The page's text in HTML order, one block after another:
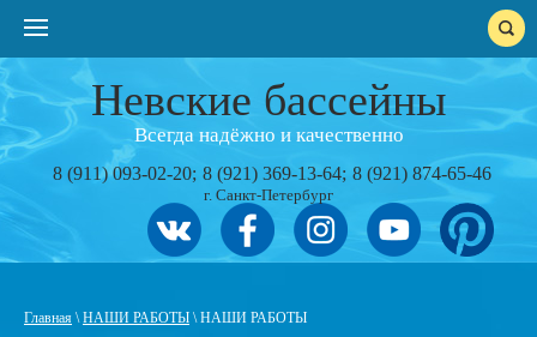
Невские бассейны
Всегда надёжно и качественно
8 (911) 093-02-20 8 (921) 369-13-64 8 (921) 874-65-46
г. Санкт-Петербург
Главная \НАШИ РАБОТЫ \ НАШИ РАБОТЫ